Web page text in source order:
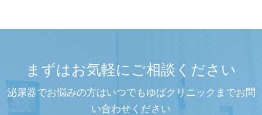
まずはお気軽にご相談ください
泌尿器でお悩みの方はいつでもゆばクリニックまでお問
い合わせください